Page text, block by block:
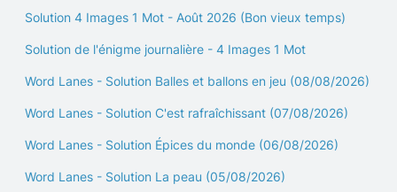
Solution 4 Images 1 Mot - Août 2026 (Bon vieux temps)
Solution de l'énigme journalière - 4 Images 1 Mot
Word Lanes - Solution Balles et ballons en jeu (08/08/2026)
Word Lanes - Solution C'est rafraîchissant (07/08/2026)
Word Lanes - Solution Épices du monde (06/08/2026)
Word Lanes - Solution La peau (05/08/2026)